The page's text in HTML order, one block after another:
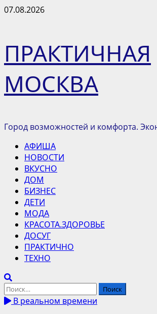
Перейти
07.08.2026
ПРАКТИЧНАЯ
МОСКВА
Город возможностей и комфорта.
Основное
меню
АФИША
НОВОСТИ
ВКУСНО
ДОМ
БИЗНЕС
ДЕТИ
МОДА
КРАСОТА.ЗДОРОВЬЕ
ДОСУГ
ПРАКТИЧНО
ТЕХНО
Найти:
В реальном времени